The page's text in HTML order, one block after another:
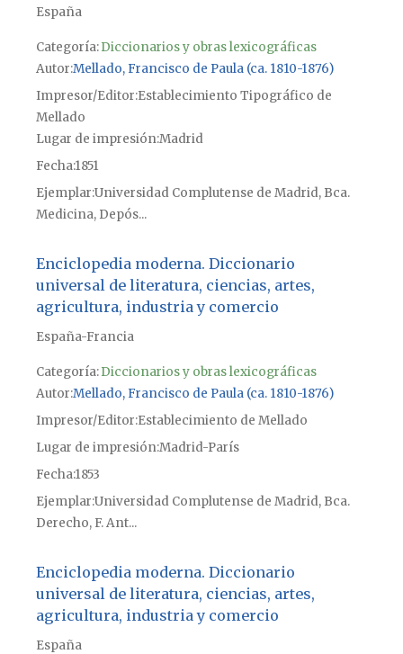
España
Categoría:Diccionarios y obras lexicográficas
Autor Mellado, Francisco de Paula (ca. 1810-1876)
Impresor/Editor Establecimiento Tipográfico de
Mellado
Lugar de impresiónMadrid
Fecha1851
Ejemplar Universidad Complutense de Madrid, Bca.
Medicina, Depós...
Enciclopedia moderna. Diccionario
universal de literatura, ciencias, artes,
agricultura, industria y comercio
España-Francia
Categoría:Diccionarios y obras lexicográficas
Autor Mellado, Francisco de Paula (ca. 1810-1876)
Impresor/Editor Establecimiento de Mellado
Lugar de impresiónMadrid-París
Fecha1853
Ejemplar Universidad Complutense de Madrid, Bca.
Derecho, F. Ant...
Enciclopedia moderna. Diccionario
universal de literatura, ciencias, artes,
agricultura, industria y comercio
España